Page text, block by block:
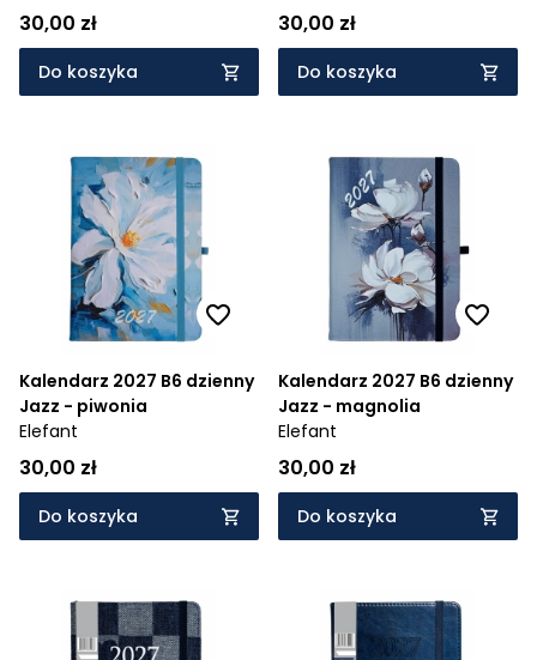
30,00 zł
Do koszyka
30,00 zł
Do koszyka
Kalendarz 2027 B6 dzienny
Jazz - piwonia
Elefant
30,00 zł
Do koszyka
Kalendarz 2027 B6 dzienny
Jazz - magnolia
Elefant
30,00 zł
Do koszyka